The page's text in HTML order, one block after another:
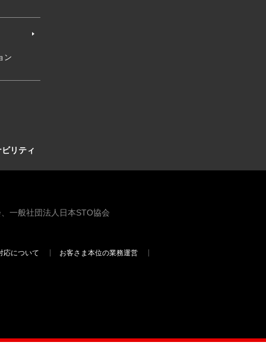
ン
リティ
一般社団法人日本STO協会
応について
お客さま本位の業務運営